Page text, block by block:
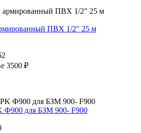
ПВХ 1/2" 25 м
3500 ₽
Ф900 для БЗМ 900- F900